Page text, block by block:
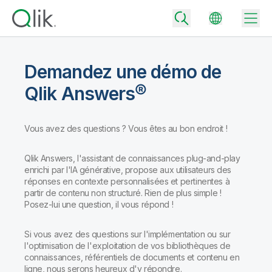
Back
Community
Support client
Portail client
Société
Emplois
Back
Back
Transformez vos données en moteurs de réussite.
Partenaires technologiques et intégrations
Intégration de données
Analytics et IA
Tous les produits
Back
Tarifs – Intégration et la qualité des données
Accélérez la livraison de données de confiance et prenez des
décisions plus avisées en choisissant l'offre d'intégration de
Tarifs – Analytics
Choisissez l'offre d'analytics qui vous correspond pour fournir des
Événements et webinars
Bibliothèque des ressources
Demandez une démo de
Qlik Answers®
Vous avez des questions ? Vous êtes au bon endroit !
Qlik Answers, l'assistant de connaissances plug-and-play
enrichi par l'IA générative, propose aux utilisateurs des
réponses en contexte personnalisées et pertinentes à
partir de contenu non structuré. Rien de plus simple !
Posez-lui une question, il vous répond !
Si vous avez des questions sur l'implémentation ou sur
l'optimisation de l'exploitation de vos bibliothèques de
connaissances, référentiels de documents et contenu en
ligne, nous serons heureux d'y répondre.